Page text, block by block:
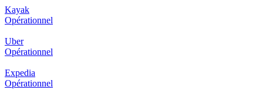
Kayak
Opérationnel
Uber
Opérationnel
Expedia
Opérationnel